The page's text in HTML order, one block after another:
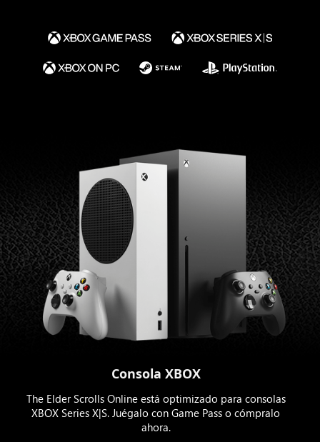
Consola XBOX
The Elder Scrolls Online está optimizado para consolas
XBOX Series X|S. Juégalo con Game Pass o cómpralo
ahora.